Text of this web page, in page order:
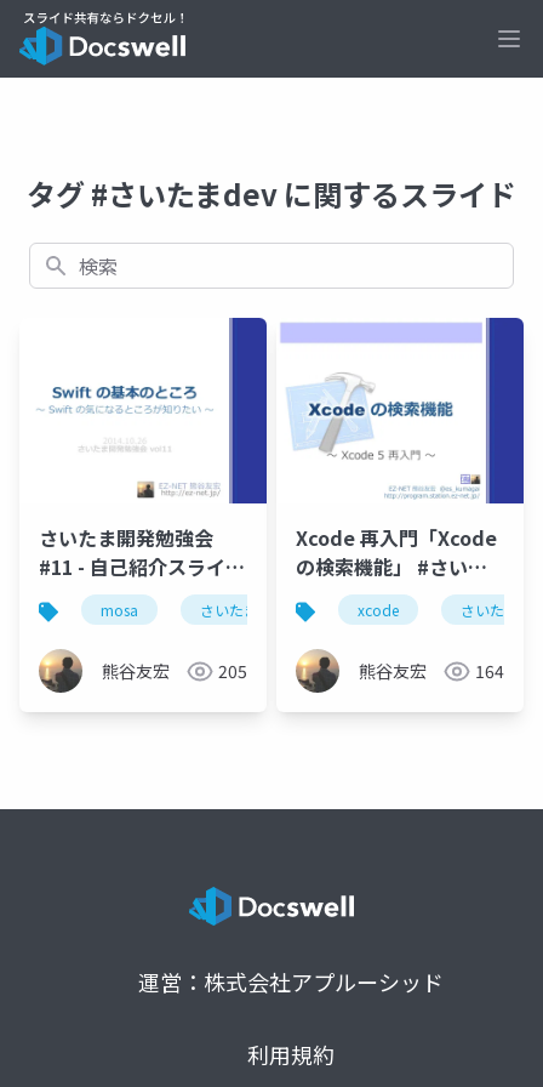
タグ #さいたまdev に関するスライド
検索
さいたま開発勉強会
#11 - 自己紹介スライド
#さいたまdev
mosa さいたまdev 小松未歩 swift
熊谷友宏 205
Xcode 再入門「Xcode
の検索機能」 #さいた
まdev xcode さいたまdev
熊谷友宏 164
運営：株式会社アプルーシッド
利用規約